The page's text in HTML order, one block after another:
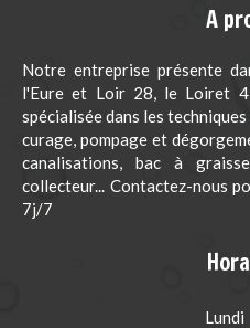
A
Notre entreprise présente
l'Eure et Loir 28, le Loiret
spécialisée dans les
curage, pompage et
canalisations, bac à
collecteur... Contactez-nous
7j/7
Lundi